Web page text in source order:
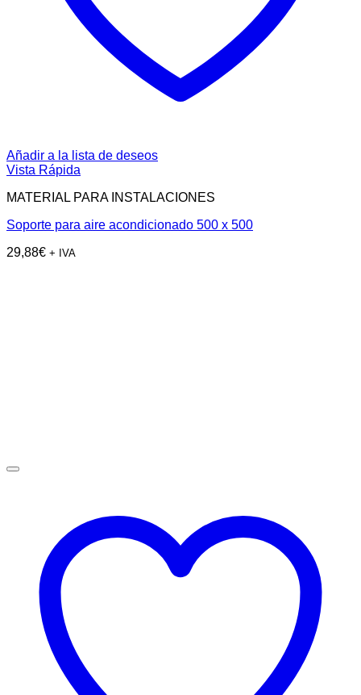
Añadir a la lista de deseos
Vista Rápida
MATERIAL PARA INSTALACIONES
Soporte para aire acondicionado 500 x 500
29,88€ + IVA